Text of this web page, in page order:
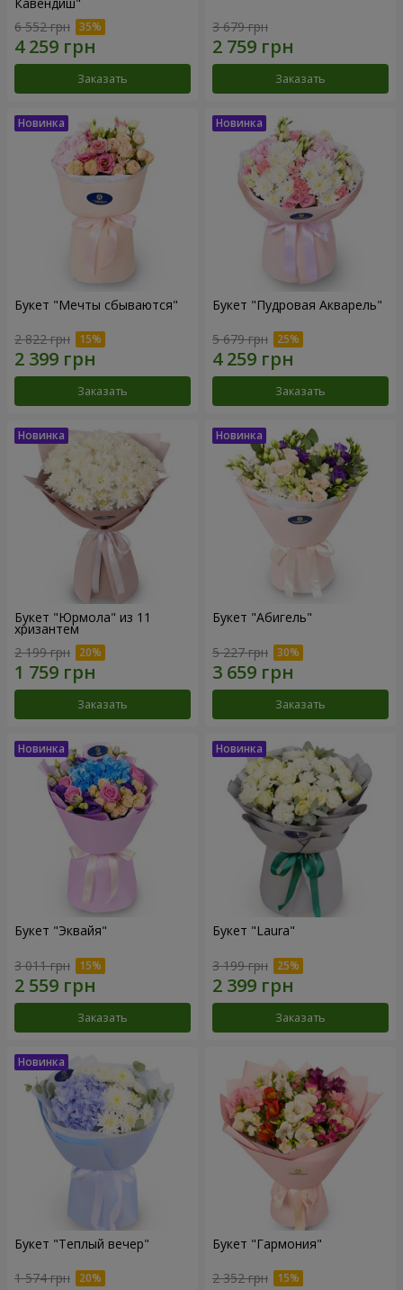
6 552 грн
Заказать
3 679 грн
Заказать
Букет "Мечты сбываются"
2 822 грн
Заказать
Букет "Пудровая Акварель"
5 679 грн
Заказать
Букет "Юрмола" из 11
хризантем
2 199 грн
Заказать
Букет "Абигель"
5 227 грн
Заказать
Букет "Эквайя"
3 011 грн
Заказать
Букет "Laura"
3 199 грн
Заказать
Букет "Теплый вечер"
1 574 грн
Букет "Гармония"
2 352 грн